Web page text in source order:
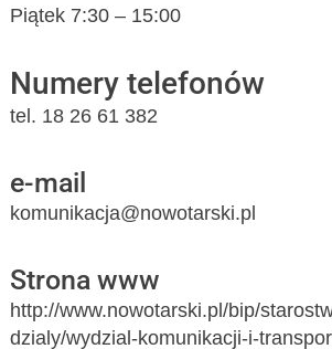
Piątek 7:30 – 15:00
Numery telefonów
tel. 18 26 61 382
e-mail
komunikacja@nowotarski.pl
Strona www
http://www.nowotarski.pl/bip/
dzialy/wydzial-komunikacji-i-